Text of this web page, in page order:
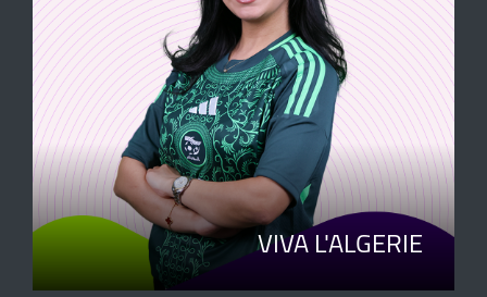
VIVA L'ALGERIE